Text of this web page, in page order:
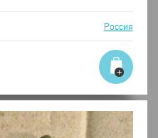
Россия